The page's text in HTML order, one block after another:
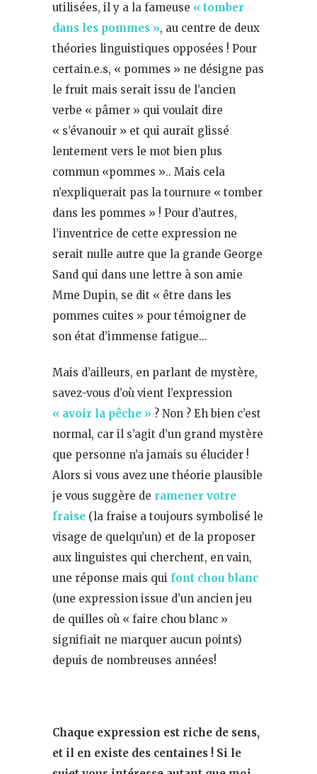
utilisées, il y a la fameuse « tomber
dans les pommes », au centre de deux
théories linguistiques opposées ! Pour
certain.e.s, « pommes » ne désigne pas
le fruit mais serait issu de l’ancien
verbe « pâmer » qui voulait dire
« s’évanouir » et qui aurait glissé
lentement vers le mot bien plus
commun «pommes ».. Mais cela
n’expliquerait pas la tournure « tomber
dans les pommes » ! Pour d’autres,
l’inventrice de cette expression ne
serait nulle autre que la grande George
Sand qui dans une lettre à son amie
Mme Dupin, se dit « être dans les
pommes cuites » pour témoigner de
son état d’immense fatigue…
Mais d’ailleurs, en parlant de mystère,
savez-vous d’où vient l’expression
« avoir la pêche » ? Non ? Eh bien c’est
normal, car il s’agit d’un grand mystère
que personne n’a jamais su élucider !
Alors si vous avez une théorie plausible
je vous suggère de ramener votre
fraise (la fraise a toujours symbolisé le
visage de quelqu’un) et de la proposer
aux linguistes qui cherchent, en vain,
une réponse mais qui font chou blanc
(une expression issue d’un ancien jeu
de quilles où « faire chou blanc »
signifiait ne marquer aucun points)
depuis de nombreuses années!
Chaque expression est riche de sens,
et il en existe des centaines ! Si le